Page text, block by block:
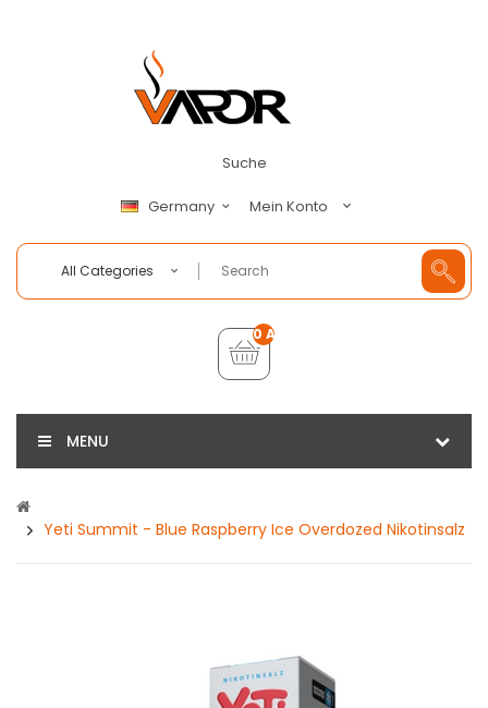
Suche
Germany Mein Konto
All Categories
0 Artikel - €0,00
MENU
Yeti Summit - Blue Raspberry Ice Overdozed Nikotinsalz